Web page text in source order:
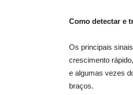
Como detectar e
Os principais
crescimento
e algumas vezes
braços.